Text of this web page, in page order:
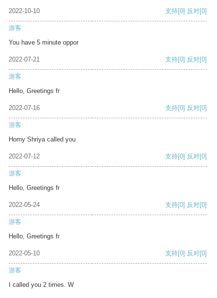
2022-10-10 支持[0] 反对[0]
游客
You have 5 minute oppor
2022-07-21 支持[0] 反对[0]
游客
Hello, Greetings fr
2022-07-16 支持[0] 反对[0]
游客
Horny Shriya called you
2022-07-12 支持[0] 反对[0]
游客
Hello, Greetings fr
2022-05-24 支持[0] 反对[0]
游客
Hello, Greetings fr
2022-05-10 支持[0] 反对[0]
游客
I called you 2 times. W